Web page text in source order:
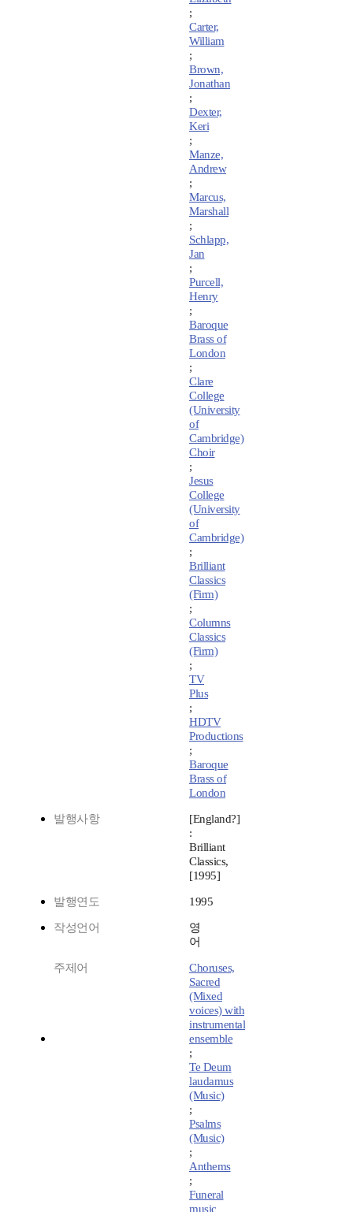
;
Carter,
William
;
Brown,
Jonathan
;
Dexter,
Keri
;
Manze,
Andrew
;
Marcus,
Marshall
;
Schlapp,
Jan
;
Purcell,
Henry
;
Baroque
Brass of
London
;
Clare
College
(University
of
Cambridge)
Choir
;
Jesus
College
(University
of
Cambridge)
;
Brilliant
Classics
(Firm)
;
Columns
Classics
(Firm)
;
TV
Plus
;
HDTV
Productions
;
Baroque
Brass of
London
발행사항
[England?]
:
Brilliant
Classics,
[1995]
발행연도 1995
작성언어
영
어
주제어
Choruses,
Sacred
(Mixed
voices) with
instrumental
ensemble
;
Te Deum
laudamus
(Music)
;
Psalms
(Music)
;
Anthems
;
Funeral
music